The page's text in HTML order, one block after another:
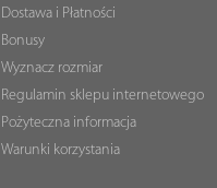
Dostawa i Płatności
Bonusy
Wyznacz rozmiar
Regulamin sklepu internetowego
Pożyteczna informacja
Warunki korzystania